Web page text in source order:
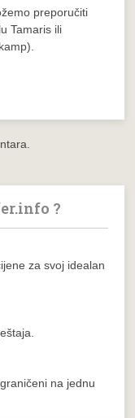
preporučiti
Tamaris ili
?
za svoj idealan
na jednu